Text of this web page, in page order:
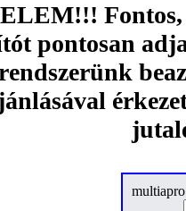
pontosan